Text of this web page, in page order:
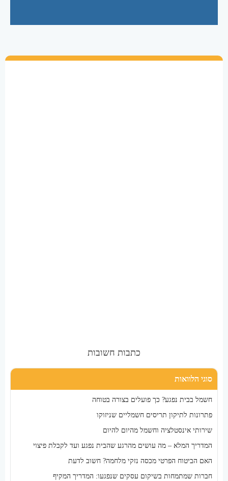
כתבות חשובות
סוגי הלוואות
חשמל בבית נפגע? כך פועלים בצורה בטוחה
פתרונות לתיקון תריסים חשמליים שניזוקו
שירותי אינסטלציה וחשמל מהיום להיום
המדריך המלא – מה עושים מהרגע שהבית נפגע ועד לקבלת פיצוי
האם הביטוח הפרטי מכסה נזקי מלחמה? חשוב לדעת
חברות שמתמחות בשיקום עסקים שנפגעו: המדריך המקיף